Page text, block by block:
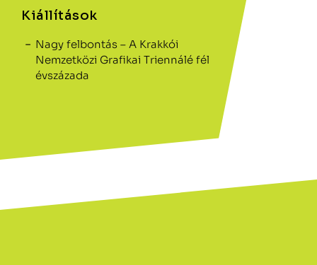
Kiállítások
Nagy felbontás – A Krakkói
Nemzetközi Grafikai Triennálé fél
évszázada